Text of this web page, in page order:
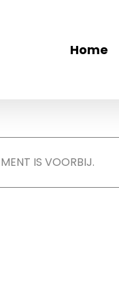
Home
IS VOORBIJ.